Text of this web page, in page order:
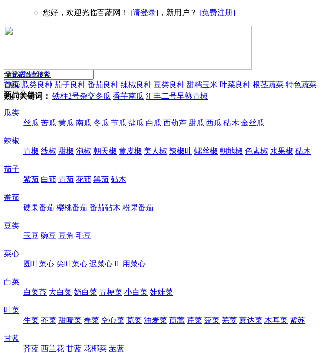
您好，欢迎光临百蔬网！ [请登录] ，新用户？ [免费注册]
热门关键词： 铁柱2号杂交冬瓜 香芋南瓜 汇丰二号早熟青椒
全部商品分类
首页 瓜类良种 茄子良种 番茄良种 辣椒良种 豆类良种 甜糯玉米 叶菜良种 根茎蔬菜 特色蔬菜
商品分类
瓜类
丝瓜 苦瓜 黄瓜 南瓜 冬瓜 节瓜 蒲瓜 白瓜 西葫芦 甜瓜 西瓜 砧木 金丝瓜
辣椒
青椒 线椒 甜椒 泡椒 朝天椒 黄皮椒 美人椒 辣椒叶 螺丝椒 朝地椒 色素椒 水果椒 砧木
茄子
紫茄 白茄 青茄 花茄 黑茄 砧木
番茄
硬果番茄 樱桃番茄 番茄砧木 粉果番茄
豆类
玉豆 豌豆 豆角 毛豆
菜心
圆叶菜心 尖叶菜心 迟菜心 叶用菜心
白菜
白菜苔 大白菜 奶白菜 青梗菜 小白菜 娃娃菜
叶菜
生菜 芥菜 甜唛菜 春菜 空心菜 苋菜 油麦菜 茼蒿 芹菜 菠菜 芜荽 莙达菜 木耳菜 紫苏
甘蓝
芥蓝 西兰花 甘蓝 花椰菜 苤蓝